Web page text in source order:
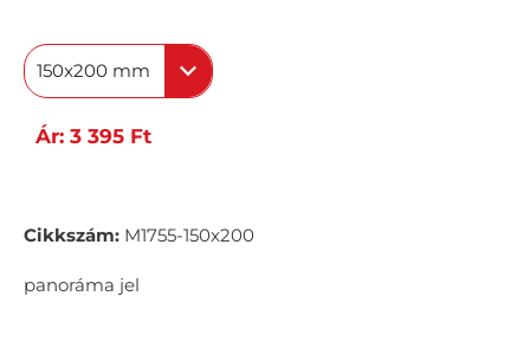
150x200 mm
Ár: 3 395 Ft
Cikkszám: M1755-150x200
panoráma jel